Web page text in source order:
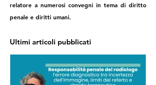
relatore a numerosi convegni in tema di diritto
penale e diritti umani.
Ultimi articoli pubblicati